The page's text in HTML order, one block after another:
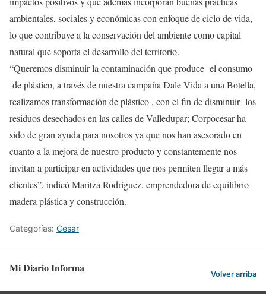
ambientales, sociales y económicas con enfoque de ciclo de vida,
lo que contribuye a la conservación del ambiente como capital
natural que soporta el desarrollo del territorio.
“Queremos disminuir la contaminación que produce el consumo
de plástico, a través de nuestra campaña Dale Vida a una Botella,
realizamos transformación de plástico , con el fin de disminuir los
residuos desechados en las calles de Valledupar; Corpocesar ha
sido de gran ayuda para nosotros ya que nos han asesorado en
cuanto a la mejora de nuestro producto y constantemente nos
invitan a participar en actividades que nos permiten llegar a más
clientes”, indicó Maritza Rodríguez, emprendedora de equilibrio
madera plástica y construcción.
Categorías: Cesar
Mi Diario Informa Volver arriba